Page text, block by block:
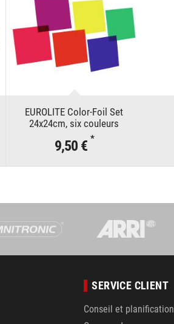
EUROLITE Color-Foil Set
24x24cm, six couleurs
9,50 € *
SERVICE CLIENT
Conseil et planification